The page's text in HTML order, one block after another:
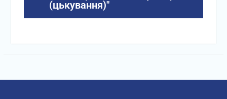
(цькування)"